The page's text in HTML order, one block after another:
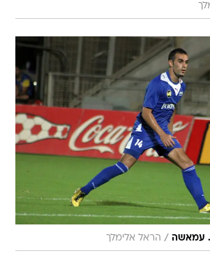
עמאשה / הראל אלימלך